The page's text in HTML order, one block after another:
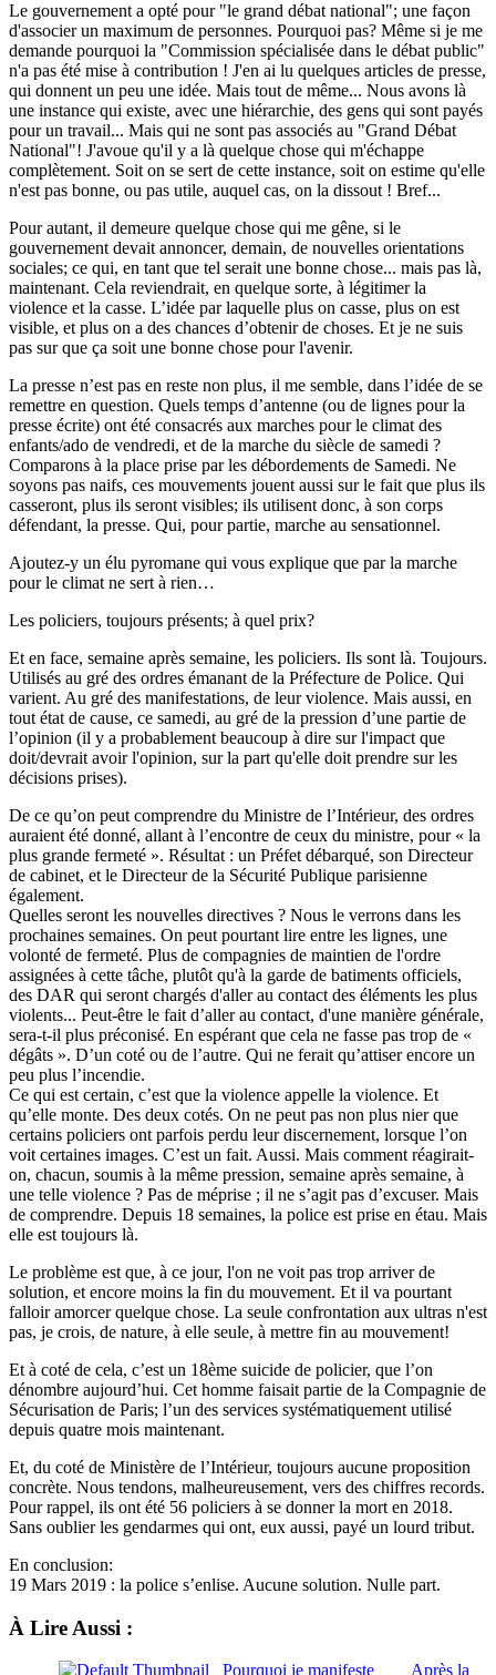
Le gouvernement a opté pour "le grand débat national"; une façon
d'associer un maximum de personnes. Pourquoi pas? Même si je me
demande pourquoi la "Commission spécialisée dans le débat public"
n'a pas été mise à contribution ! J'en ai lu quelques articles de presse,
qui donnent un peu une idée. Mais tout de même... Nous avons là
une instance qui existe, avec une hiérarchie, des gens qui sont payés
pour un travail... Mais qui ne sont pas associés au "Grand Débat
National"! J'avoue qu'il y a là quelque chose qui m'échappe
complètement. Soit on se sert de cette instance, soit on estime qu'elle
n'est pas bonne, ou pas utile, auquel cas, on la dissout ! Bref...
Pour autant, il demeure quelque chose qui me gêne, si le
gouvernement devait annoncer, demain, de nouvelles orientations
sociales; ce qui, en tant que tel serait une bonne chose... mais pas là,
maintenant. Cela reviendrait, en quelque sorte, à légitimer la
violence et la casse. L’idée par laquelle plus on casse, plus on est
visible, et plus on a des chances d’obtenir de choses. Et je ne suis
pas sur que ça soit une bonne chose pour l'avenir.
La presse n’est pas en reste non plus, il me semble, dans l’idée de se
remettre en question. Quels temps d’antenne (ou de lignes pour la
presse écrite) ont été consacrés aux marches pour le climat des
enfants/ado de vendredi, et de la marche du siècle de samedi ?
Comparons à la place prise par les débordements de Samedi. Ne
soyons pas naifs, ces mouvements jouent aussi sur le fait que plus ils
casseront, plus ils seront visibles; ils utilisent donc, à son corps
défendant, la presse. Qui, pour partie, marche au sensationnel.
Ajoutez-y un élu pyromane qui vous explique que par la marche
pour le climat ne sert à rien…
Les policiers, toujours présents; à quel prix?
Et en face, semaine après semaine, les policiers. Ils sont là. Toujours.
Utilisés au gré des ordres émanant de la Préfecture de Police. Qui
varient. Au gré des manifestations, de leur violence. Mais aussi, en
tout état de cause, ce samedi, au gré de la pression d’une partie de
l’opinion (il y a probablement beaucoup à dire sur l'impact que
doit/devrait avoir l'opinion, sur la part qu'elle doit prendre sur les
décisions prises).
De ce qu’on peut comprendre du Ministre de l’Intérieur, des ordres
auraient été donné, allant à l’encontre de ceux du ministre, pour « la
plus grande fermeté ». Résultat : un Préfet débarqué, son Directeur
de cabinet, et le Directeur de la Sécurité Publique parisienne
également.
Quelles seront les nouvelles directives ? Nous le verrons dans les
prochaines semaines. On peut pourtant lire entre les lignes, une
volonté de fermeté. Plus de compagnies de maintien de l'ordre
assignées à cette tâche, plutôt qu'à la garde de batiments officiels,
des DAR qui seront chargés d'aller au contact des éléments les plus
violents... Peut-être le fait d’aller au contact, d'une manière générale,
sera-t-il plus préconisé. En espérant que cela ne fasse pas trop de «
dégâts ». D’un coté ou de l’autre. Qui ne ferait qu’attiser encore un
peu plus l’incendie.
Ce qui est certain, c’est que la violence appelle la violence. Et
qu’elle monte. Des deux cotés. On ne peut pas non plus nier que
certains policiers ont parfois perdu leur discernement, lorsque l’on
voit certaines images. C’est un fait. Aussi. Mais comment réagirait-
on, chacun, soumis à la même pression, semaine après semaine, à
une telle violence ? Pas de méprise ; il ne s’agit pas d’excuser. Mais
de comprendre. Depuis 18 semaines, la police est prise en étau. Mais
elle est toujours là.
Le problème est que, à ce jour, l'on ne voit pas trop arriver de
solution, et encore moins la fin du mouvement. Et il va pourtant
falloir amorcer quelque chose. La seule confrontation aux ultras n'est
pas, je crois, de nature, à elle seule, à mettre fin au mouvement!
Et à coté de cela, c’est un 18ème suicide de policier, que l’on
dénombre aujourd’hui. Cet homme faisait partie de la Compagnie de
Sécurisation de Paris; l’un des services systématiquement utilisé
depuis quatre mois maintenant.
Et, du coté de Ministère de l’Intérieur, toujours aucune proposition
concrète. Nous tendons, malheureusement, vers des chiffres records.
Pour rappel, ils ont été 56 policiers à se donner la mort en 2018.
Sans oublier les gendarmes qui ont, eux aussi, payé un lourd tribut.
En conclusion:
19 Mars 2019 : la police s’enlise. Aucune solution. Nulle part.
À Lire Aussi :
Pourquoi je manifeste Après la